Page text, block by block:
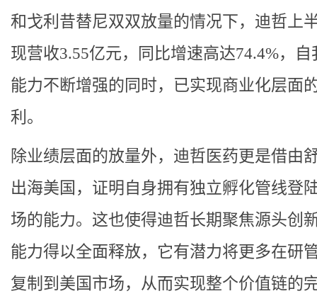
和戈利昔替尼双双放量的情况下，迪哲上
现营收3.55亿元，同比增速高达74.4%，自
能力不断增强的同时，已实现商业化层面
利。
除业绩层面的放量外，迪哲医药更是借由
出海美国，证明自身拥有独立孵化管线登
场的能力。这也使得迪哲长期聚焦源头创
能力得以全面释放，它有潜力将更多在研
复制到美国市场，从而实现整个价值链的